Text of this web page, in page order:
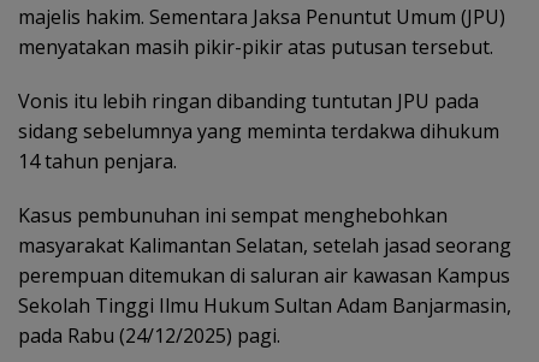
majelis hakim. Sementara Jaksa Penuntut Umum (JPU)
menyatakan masih pikir-pikir atas putusan tersebut.
Vonis itu lebih ringan dibanding tuntutan JPU pada
sidang sebelumnya yang meminta terdakwa dihukum
14 tahun penjara.
Kasus pembunuhan ini sempat menghebohkan
masyarakat Kalimantan Selatan, setelah jasad seorang
perempuan ditemukan di saluran air kawasan Kampus
Sekolah Tinggi Ilmu Hukum Sultan Adam Banjarmasin,
pada Rabu (24/12/2025) pagi.